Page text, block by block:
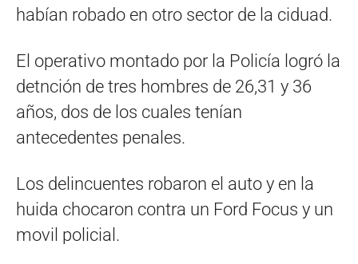
habían robado en otro sector de la ciduad.
El operativo montado por la Policía logró la
detnción de tres hombres de 26,31 y 36
años, dos de los cuales tenían
antecedentes penales.
Los delincuentes robaron el auto y en la
huida chocaron contra un Ford Focus y un
movil policial.